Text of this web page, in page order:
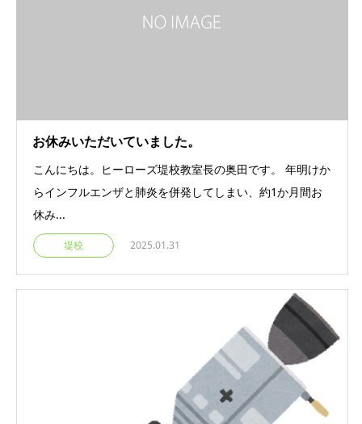
お休みいただいていました。
こんにちは。ヒーローズ堤校教室長の奥田です。 年明けか
らインフルエンザと肺炎を併発してしまい、約1か月間お
休み...
堤校 2025.01.31